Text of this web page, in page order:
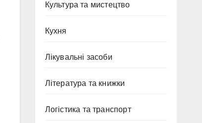
Культура та мистецтво
Кухня
Лікувальні засоби
Література та книжки
Логістика та транспорт